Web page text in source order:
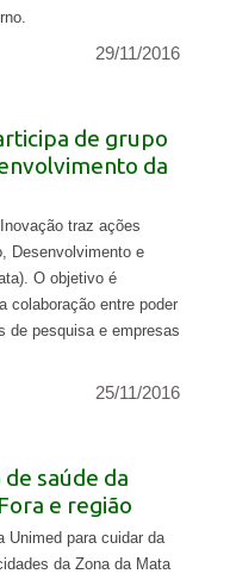
29/11/2016
de grupo
da
traz ações
Desenvolvimento e
O objetivo é
colaboração entre poder
de pesquisa e empresas
25/11/2016
saúde da
e região
Unimed para cuidar da
da Zona da Mata